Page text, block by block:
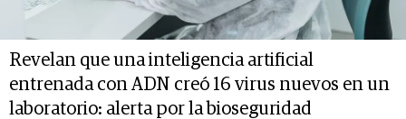
Revelan que una inteligencia artificial
entrenada con ADN creó 16 virus nuevos en un
laboratorio: alerta por la bioseguridad